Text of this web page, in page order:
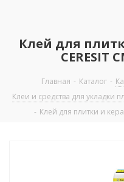
Клей для
CERESIT
Главная - Каталог -
Клеи и средства для укладки
- Клей для плитки и